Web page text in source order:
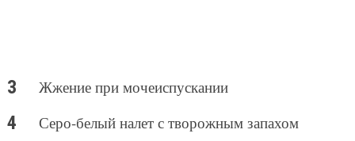
Жжение при мочеиспускании
Серо-белый налет с творожным запахом